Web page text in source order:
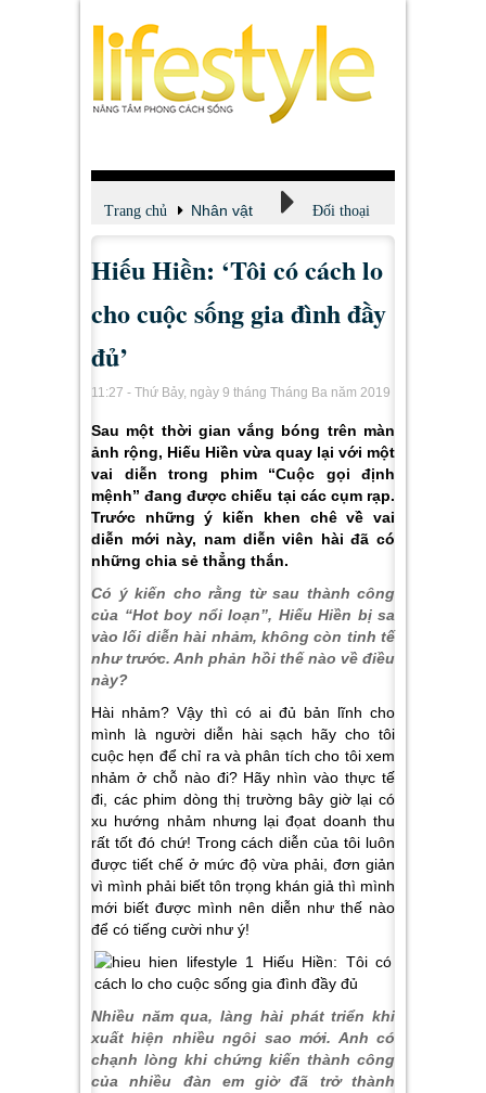
Trang chủ Nhân vật Đối thoại
Hiếu Hiền: ‘Tôi có cách lo
cho cuộc sống gia đình đầy
đủ’
11:27 - Thứ Bảy, ngày 9 tháng Tháng Ba năm 2019
Sau một thời gian vắng bóng trên màn
ảnh rộng, Hiếu Hiền vừa quay lại với một
vai diễn trong phim “Cuộc gọi định
mệnh” đang được chiếu tại các cụm rạp.
Trước những ý kiến khen chê về vai
diễn mới này, nam diễn viên hài đã có
những chia sẻ thẳng thắn.
Có ý kiến cho rằng từ sau thành công
của “Hot boy nổi loạn”, Hiếu Hiền bị sa
vào lối diễn hài nhảm, không còn tinh tế
như trước. Anh phản hồi thế nào về điều
này?
Hài nhảm? Vậy thì có ai đủ bản lĩnh cho
mình là người diễn hài sạch hãy cho tôi
cuộc hẹn để chỉ ra và phân tích cho tôi xem
nhảm ở chỗ nào đi? Hãy nhìn vào thực tế
đi, các phim dòng thị trường bây giờ lại có
xu hướng nhảm nhưng lại đọat doanh thu
rất tốt đó chứ! Trong cách diễn của tôi luôn
được tiết chế ở mức độ vừa phải, đơn giản
vì mình phải biết tôn trọng khán giả thì mình
mới biết được mình nên diễn như thế nào
để có tiếng cười như ý!
Nhiều năm qua, làng hài phát triển khi
xuất hiện nhiều ngôi sao mới. Anh có
chạnh lòng khi chứng kiến thành công
của nhiều đàn em giờ đã trở thành